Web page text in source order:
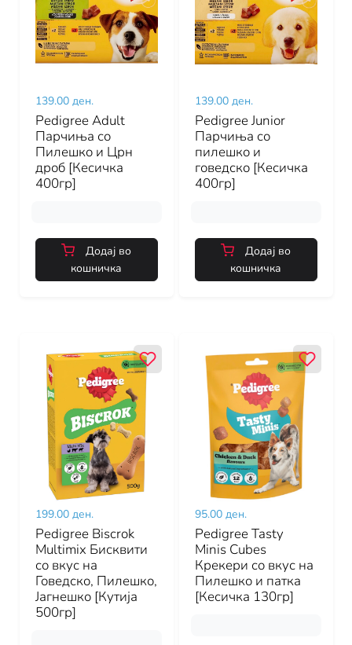
139.00 ден.
Pedigree Adult
Парчиња со
Пилешко и Црн
дроб [Кесичка
400гр]
Додај во
кошничка
139.00 ден.
Pedigree Junior
Парчиња со
пилешко и
говедско [Кесичка
400гр]
Додај во
кошничка
199.00 ден.
Pedigree Biscrok
Multimix Бисквити
со вкус на
Говедско, Пилешко,
Јагнешко [Кутија
500гр]
95.00 ден.
Pedigree Tasty
Minis Cubes
Крекери со вкус на
Пилешко и патка
[Кесичка 130гр]